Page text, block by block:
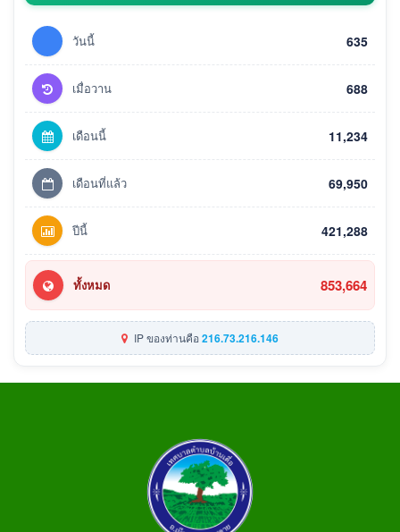
วันนี้ 635
เมื่อวาน 688
เดือนนี้ 11,234
เดือนที่แล้ว 69,950
ปีนี้ 421,288
ทั้งหมด 853,664
IP ของท่านคือ216.73.216.146